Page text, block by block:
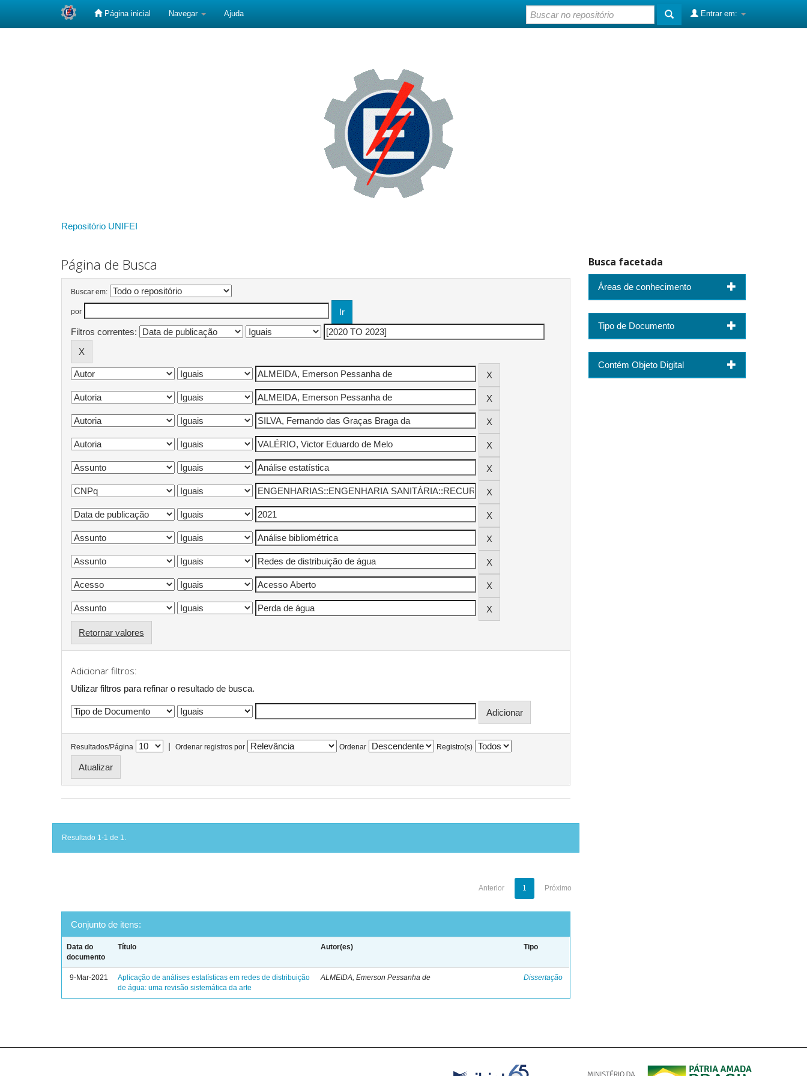
Página inicial Navegar Ajuda Entrar em:
Repositório UNIFEI
Página de Busca
Buscar em:
por
Filtros correntes:
Retornar valores
Adicionar filtros:
Utilizar filtros para refinar o resultado de busca.
Resultados/Página | Ordenar registros por Ordenar Registro(s)
Resultado 1-1 de 1.
Anterior 1 Próximo
Conjunto de itens:
Data do
documento
Título Autor(es) Tipo
9-Mar-2021
Aplicação de análises estatísticas em redes de distribuição
de água: uma revisão sistemática da arte
ALMEIDA, Emerson Pessanha de Dissertação
Busca facetada
Áreas de conhecimento
Tipo de Documento
Contém Objeto Digital